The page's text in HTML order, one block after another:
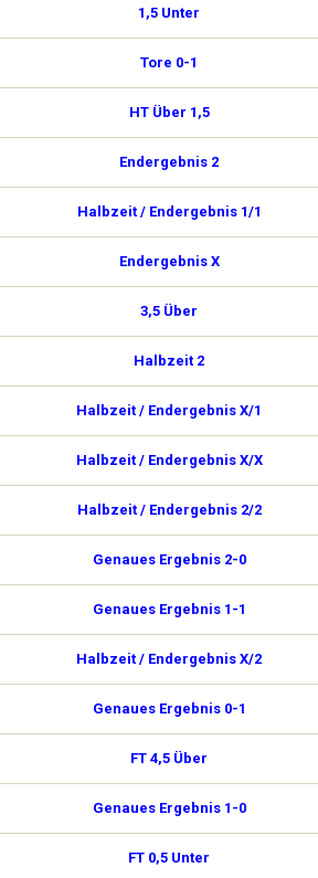
1,5 Unter
Tore 0-1
HT Über 1,5
Endergebnis 2
Halbzeit / Endergebnis 1/1
Endergebnis X
3,5 Über
Halbzeit 2
Halbzeit / Endergebnis X/1
Halbzeit / Endergebnis X/X
Halbzeit / Endergebnis 2/2
Genaues Ergebnis 2-0
Genaues Ergebnis 1-1
Halbzeit / Endergebnis X/2
Genaues Ergebnis 0-1
FT 4,5 Über
Genaues Ergebnis 1-0
FT 0,5 Unter